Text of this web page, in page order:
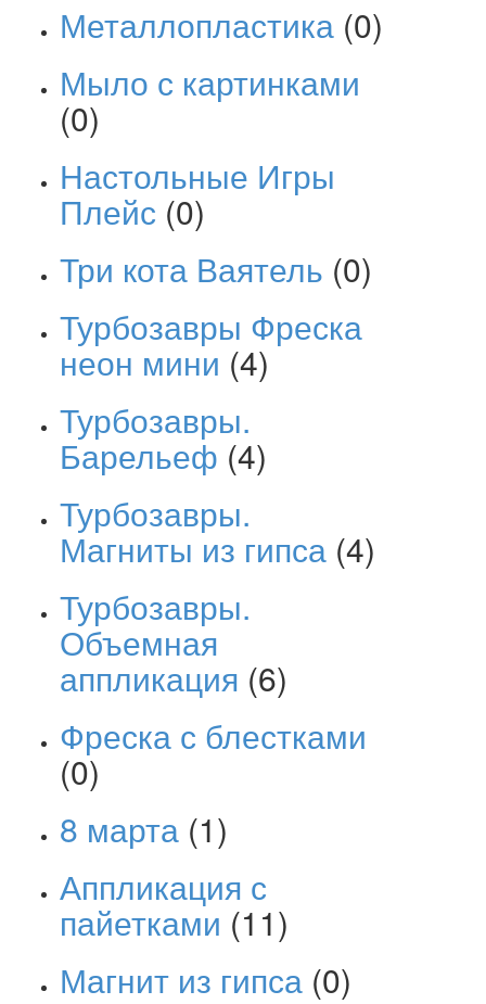
Металлопластика (0)
Мыло с картинками
(0)
Настольные Игры
Плейс (0)
Три кота Ваятель (0)
Турбозавры Фреска
неон мини (4)
Турбозавры.
Барельеф (4)
Турбозавры.
Магниты из гипса (4)
Турбозавры.
Объемная
аппликация (6)
Фреска с блестками
(0)
8 марта (1)
Аппликация с
пайетками (11)
Магнит из гипса (0)